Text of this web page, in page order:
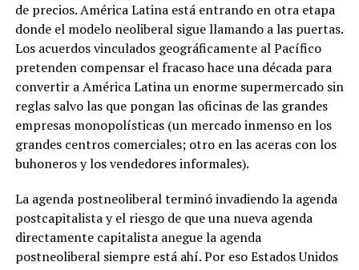
de precios. América Latina está entrando en otra etapa
donde el modelo neoliberal sigue llamando a las puertas.
Los acuerdos vinculados geográficamente al Pacífico
pretenden compensar el fracaso hace una década para
convertir a América Latina un enorme supermercado sin
reglas salvo las que pongan las oficinas de las grandes
empresas monopolísticas (un mercado inmenso en los
grandes centros comerciales; otro en las aceras con los
buhoneros y los vendedores informales).
La agenda postneoliberal terminó invadiendo la agenda
postcapitalista y el riesgo de que una nueva agenda
directamente capitalista anegue la agenda
postneoliberal siempre está ahí. Por eso Estados Unidos